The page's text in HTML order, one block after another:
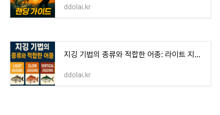
ddolai.kr
지깅 기법의 종류와 적합한 어종: 라이트 지깅, 슬로우 지깅, 버티컬 지깅 완벽 가이드
ddolai.kr